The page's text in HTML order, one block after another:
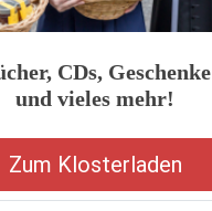
CDs, Geschenke
und vieles mehr!
Zum Klosterladen